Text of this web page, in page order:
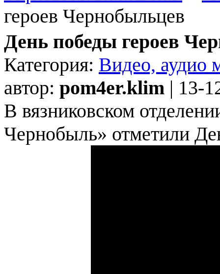
героев Чернобыльцев
День победы героев
Категория: Видео, аудио
автор: pom4er.klim | 13-
В вязниковском
Чернобыль» отметили